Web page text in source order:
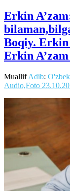
Erkin
Boqiy.
Erkin
MuallifAdib:
Audio,Foto